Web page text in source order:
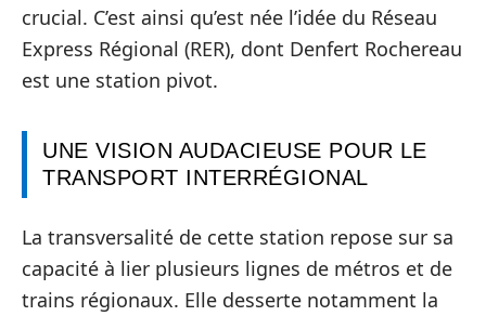
crucial. C’est ainsi qu’est née l’idée du Réseau
Express Régional (RER), dont Denfert Rochereau
est une station pivot.
UNE VISION AUDACIEUSE POUR LE
TRANSPORT INTERRÉGIONAL
La transversalité de cette station repose sur sa
capacité à lier plusieurs lignes de métros et de
trains régionaux. Elle desserte notamment la